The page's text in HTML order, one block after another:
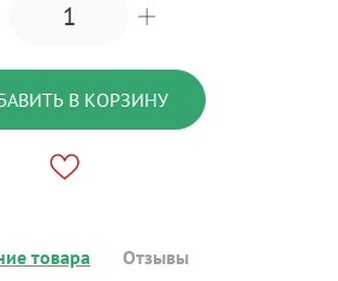
В КОРЗИНУ
товара Отзывы